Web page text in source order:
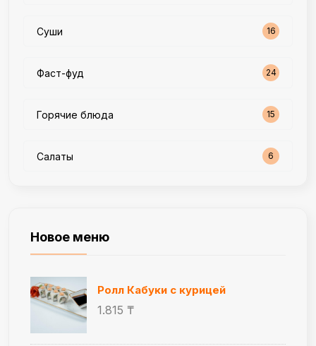
Суши 16
Фаст-фуд 24
Горячие блюда 15
Салаты 6
Новое меню
Ролл Кабуки с курицей
1.815 ₸